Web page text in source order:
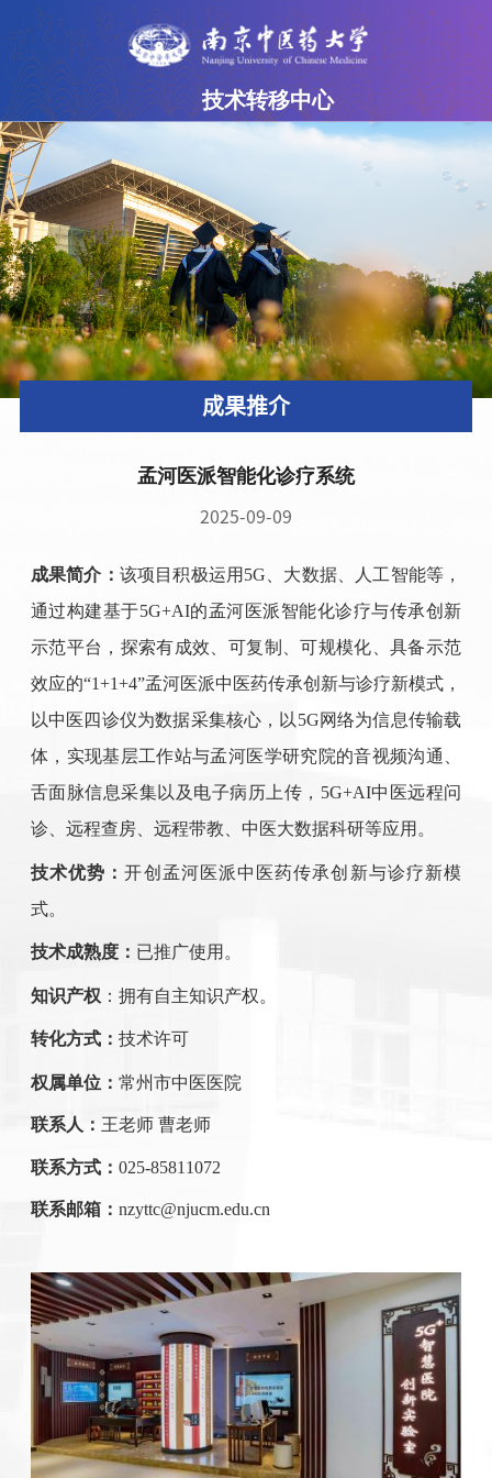
技术转移中心
网站首页
中心简介
成果超市
专家团队
政策法规
下载专区
成果推介
孟河医派智能化诊疗系统
2025-09-09
成果简介： 该项目积极运用 5G 、大数据、人工智能等，
通过构建基于5G+AI的孟河医派智能化诊疗与传承创新
示范平台，探索有成效、可复制、可规模化、具备示范
效应的“1+1+4”孟河医派中医药传承创新与诊疗新模式，
以中医四诊仪为数据采集核心，以 5G网络为信息传输载
体，实现基层工作站与孟河医学研究院的音视频沟通、
舌面脉信息采集以及电子病历上传， 5G+AI中医远程问
诊、远程查房、远程带教、中医大数据科研等应用。
技术优势：开创孟河医派中医药传承创新与诊疗新模
式。
技术成熟度： 已推广使用 。
知识产权 ：拥有自主知识产权。
转化方式： 技术许可
权属单位： 常州市中医医院
联系人： 王老师 曹老师
联系方式： 025-85811072
联系邮箱： nzyttc@njucm.edu.cn